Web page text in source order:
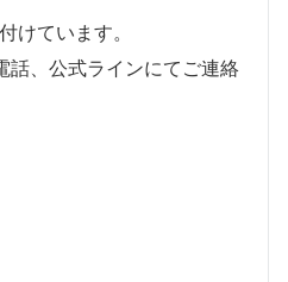
けています。
話、公式ラインにてご連絡